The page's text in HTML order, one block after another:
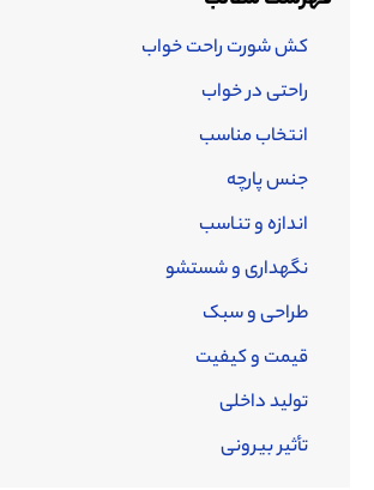
کش شورت راحت خواب
راحتی در خواب
انتخاب مناسب
جنس پارچه
اندازه و تناسب
نگهداری و شستشو
طراحی و سبک
قیمت و کیفیت
تولید داخلی
تأثیر بیرونی